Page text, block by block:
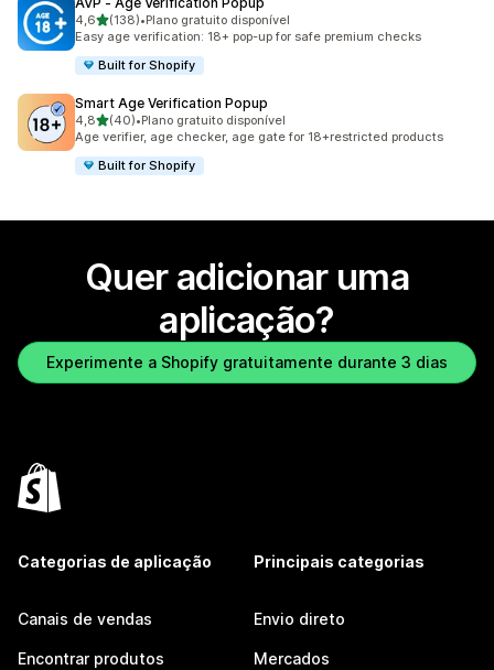
4,6de 5 estrelas
(138)
138 total de avaliações
•Plano gratuito disponível
Easy age verification: 18+ pop-up for safe premium checks
Built for Shopify
Smart Age Verification Popup
4,8de 5 estrelas
(40)
40 total de avaliações
•Plano gratuito disponível
Age verifier, age checker, age gate for 18+restricted products
Built for Shopify
Quer adicionar uma
aplicação?
Experimente a Shopify gratuitamente durante 3 dias
Categorias de aplicação
Canais de vendas
Encontrar produtos
Principais categorias
Envio direto
Mercados